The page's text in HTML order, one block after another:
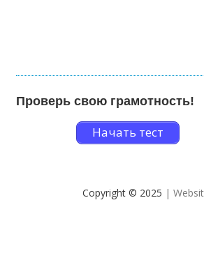
Проверь свою грамотность!
Начать тест
Copyright © 2025 |